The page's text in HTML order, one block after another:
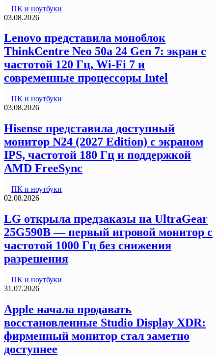
ПК и ноутбуки
03.08.2026
Lenovo представила моноблок
ThinkCentre Neo 50a 24 Gen 7: экран с
частотой 120 Гц, Wi-Fi 7 и
современные процессоры Intel
ПК и ноутбуки
03.08.2026
Hisense представила доступный
монитор N24 (2027 Edition) с экраном
IPS, частотой 180 Гц и поддержкой
AMD FreeSync
ПК и ноутбуки
02.08.2026
LG открыла предзаказы на UltraGear
25G590B — первый игровой монитор с
частотой 1000 Гц без снижения
разрешения
ПК и ноутбуки
31.07.2026
Apple начала продавать
восстановленные Studio Display XDR:
фирменный монитор стал заметно
доступнее